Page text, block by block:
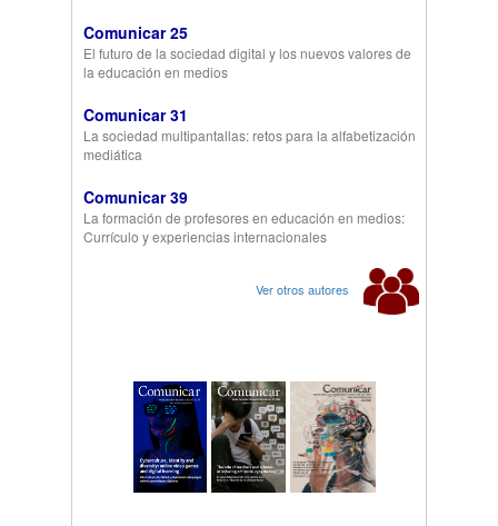
Comunicar 25
El futuro de la sociedad digital y los nuevos valores de
la educación en medios
Comunicar 31
La sociedad multipantallas: retos para la alfabetización
mediática
Comunicar 39
La formación de profesores en educación en medios:
Currículo y experiencias internacionales
Ver otros autores